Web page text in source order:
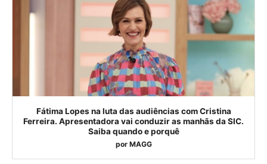
Fátima Lopes na luta das audiências com Cristina
Ferreira. Apresentadora vai conduzir as manhãs da SIC.
Saiba quando e porquê
por MAGG